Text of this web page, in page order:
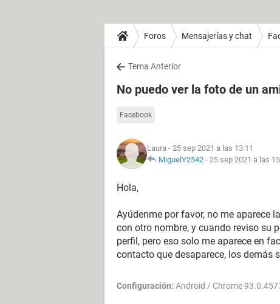
Foros Mensajerías y chat
Tema Anterior
No puedo ver la foto de un
Facebook
Laura - 25 sep 2021 a las 13:11
MiguelY2542 - 25 sep 2021 a las
Hola,
Ayúdenme por favor, no me aparece
con otro nombre, y cuando reviso su
perfil, pero eso solo me aparece en
contacto que desaparece, los demás
Configuración: Android / Chrome